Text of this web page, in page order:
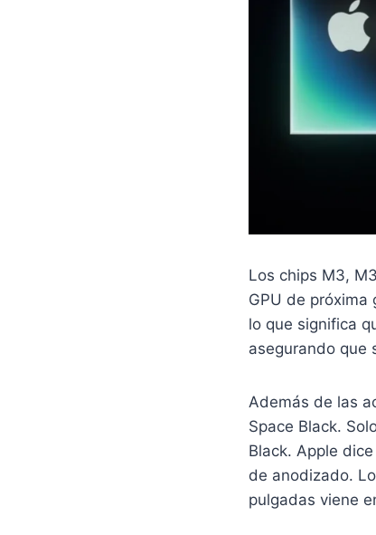
Los chips M3,
GPU de próxima
lo que significa
asegurando que
Además de las
Space Black.
Black. Apple
de anodizado.
pulgadas viene